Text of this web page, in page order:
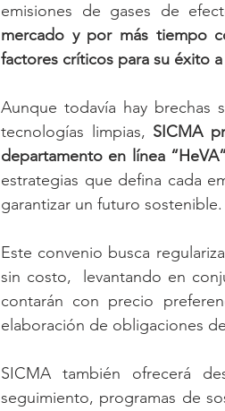
emisiones de gases de
mercado y por más tiempo
factores críticos para su éxito
Aunque todavía hay brechas
tecnologías limpias, SICMA
departamento en línea
estrategias que defina cada
garantizar un futuro sostenible.
Este convenio busca
sin costo,  levantando en
contarán con precio
elaboración de obligaciones
SICMA también ofrecerá
seguimiento, programas de